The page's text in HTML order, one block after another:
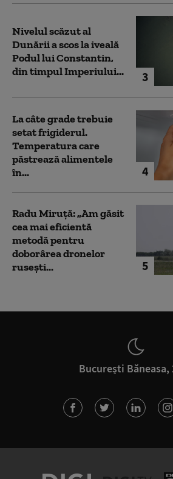
3
Nivelul scăzut al
Dunării a scos la iveală
Podul lui Constantin,
din timpul Imperiului...
4
La câte grade trebuie
setat frigiderul.
Temperatura care
păstrează alimentele
în...
5
Radu Miruță: „Am găsit
cea mai eficientă
metodă pentru
doborârea dronelor
rusești...
București Băneasa,